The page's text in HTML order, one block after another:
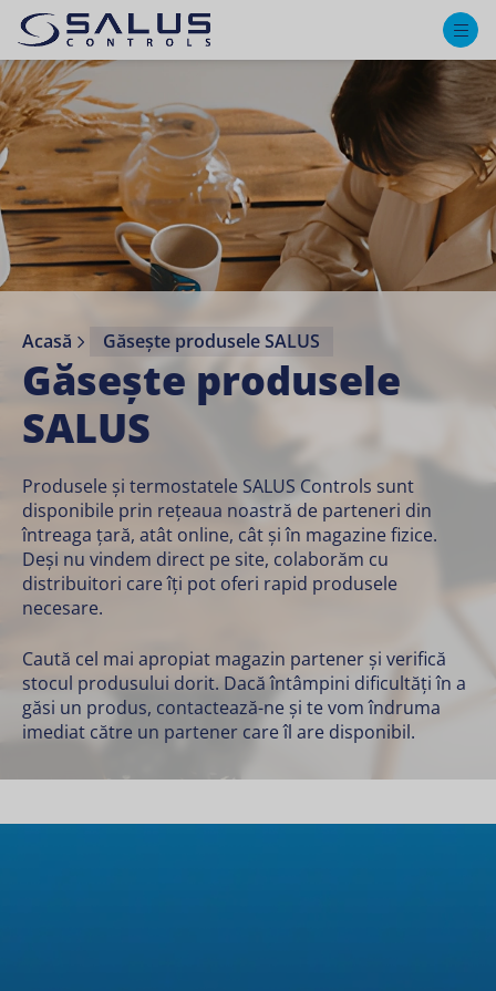
Acasă Găsește produsele SALUS
Găsește produsele
SALUS
Produsele și termostatele SALUS Controls sunt
disponibile prin rețeaua noastră de parteneri din
întreaga țară, atât online, cât și în magazine fizice.
Deși nu vindem direct pe site, colaborăm cu
distribuitori care îți pot oferi rapid produsele
necesare.
Caută cel mai apropiat magazin partener și verifică
stocul produsului dorit. Dacă întâmpini dificultăți în a
găsi un produs, contactează-ne și te vom îndruma
imediat către un partener care îl are disponibil.